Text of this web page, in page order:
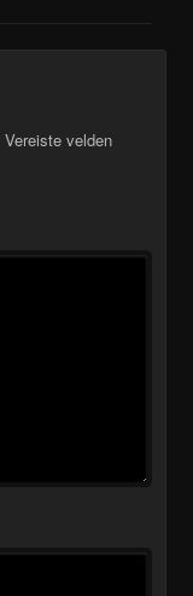
Vereiste velden